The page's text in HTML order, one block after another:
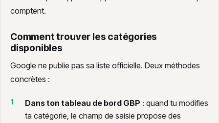
comptent.
Comment trouver les catégories
disponibles
Google ne publie pas sa liste officielle. Deux méthodes
concrètes :
Dans ton tableau de bord GBP : quand tu modifies
ta catégorie, le champ de saisie propose des